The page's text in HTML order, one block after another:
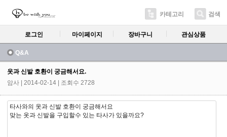
카테고리 검색
로그인 마이페이지 장바구니 관심상품
Q&A
옷과 신발 호환이 궁금해서요.
암사
| 2014-02-14 | 조회수 2728
타사와의 옷과 신발 호환이 궁금해서요
맞는 옷과 신발을 구입할수 있는 타사가 있을까요?